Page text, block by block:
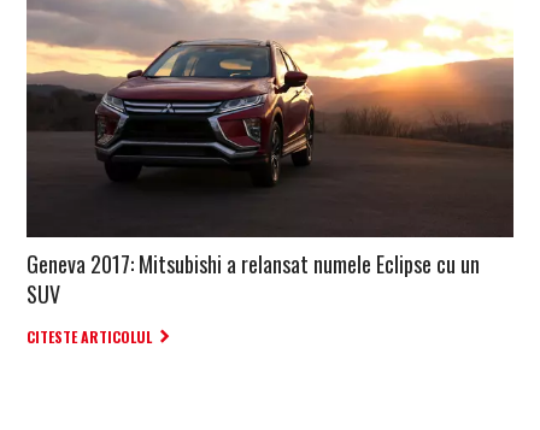
Geneva 2017: Mitsubishi a relansat numele Eclipse cu un
SUV
CITESTE ARTICOLUL